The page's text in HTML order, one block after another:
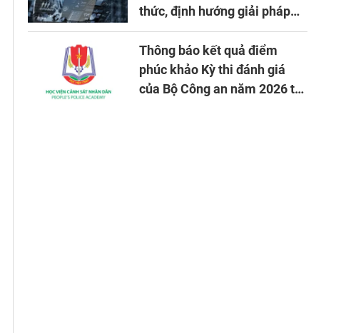
thức, định hướng giải pháp
đảm bảo an ninh quốc gia
trong tình hình hiện nay
Thông báo kết quả điểm
phúc khảo Kỳ thi đánh giá
của Bộ Công an năm 2026 tại